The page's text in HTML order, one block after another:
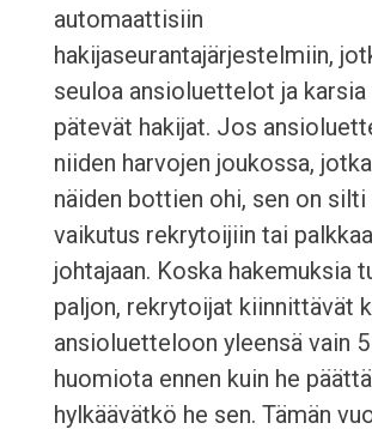
automaattisiin
hakijaseurantajärjestelmiin,
seuloa ansioluettelot ja karsia
pätevät hakijat. Jos
niiden harvojen joukossa,
näiden bottien ohi, sen on
vaikutus rekrytoijiin tai
johtajaan. Koska hakemuksia
paljon, rekrytoijat kiinnittävät
ansioluetteloon yleensä vain
huomiota ennen kuin he
hylkäävätkö he sen. Tämän